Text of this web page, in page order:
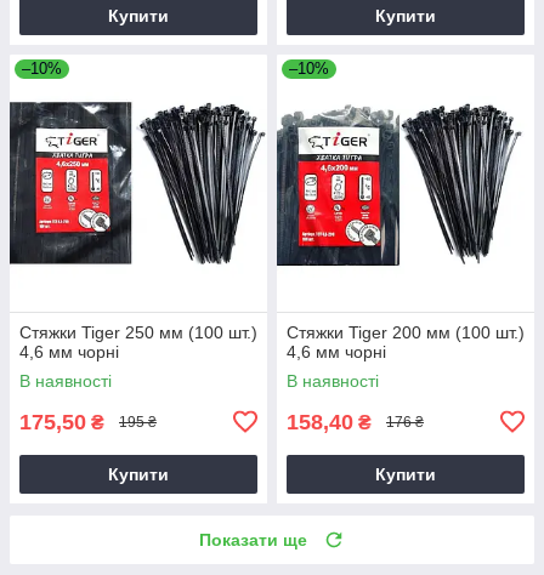
Купити Купити
–10%
Стяжки Tiger 250 мм (100 шт.)
4,6 мм чорні
В наявності
175,50 ₴ 195 ₴
Купити
–10%
Стяжки Tiger 200 мм (100 шт.)
4,6 мм чорні
В наявності
158,40 ₴ 176 ₴
Купити
Показати ще